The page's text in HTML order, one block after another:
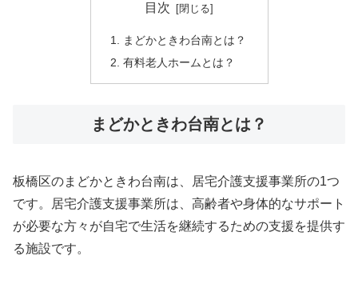
目次
まどかときわ台南とは？
有料老人ホームとは？
まどかときわ台南とは？
板橋区のまどかときわ台南は、居宅介護支援事業所の1つ
です。居宅介護支援事業所は、高齢者や身体的なサポート
が必要な方々が自宅で生活を継続するための支援を提供す
る施設です。